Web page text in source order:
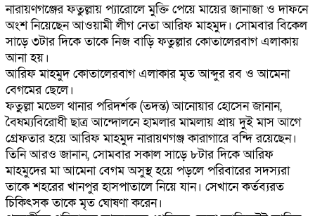
নারায়ণগঞ্জের ফতুল্লায় প্যারোলে মুক্তি পেয়ে মায়ের জানাজা ও দাফনে
অংশ নিয়েছেন আওয়ামী লীগ নেতা আরিফ মাহমুদ। সোমবার বিকেল
সাড়ে ৩টার দিকে তাকে নিজ বাড়ি ফতুল্লার কোতালেরবাগ এলাকায়
আনা হয়।
আরিফ মাহমুদ কোতালেরবাগ এলাকার মৃত আব্দুর রব ও আমেনা
বেগমের ছেলে।
ফতুল্লা মডেল থানার পরিদর্শক (তদন্ত) আনোয়ার হোসেন জানান,
বৈষম্যবিরোধী ছাত্র আন্দোলনে হামলার মামলায় প্রায় দুই মাস আগে
গ্রেফতার হয়ে আরিফ মাহমুদ নারায়ণগঞ্জ কারাগারে বন্দি রয়েছেন।
তিনি আরও জানান, সোমবার সকাল সাড়ে ৮টার দিকে আরিফ
মাহমুদের মা আমেনা বেগম অসুস্থ হয়ে পড়লে পরিবারের সদস্যরা
তাকে শহরের খানপুর হাসপাতালে নিয়ে যান। সেখানে কর্তব্যরত
চিকিৎসক তাকে মৃত ঘোষণা করেন।